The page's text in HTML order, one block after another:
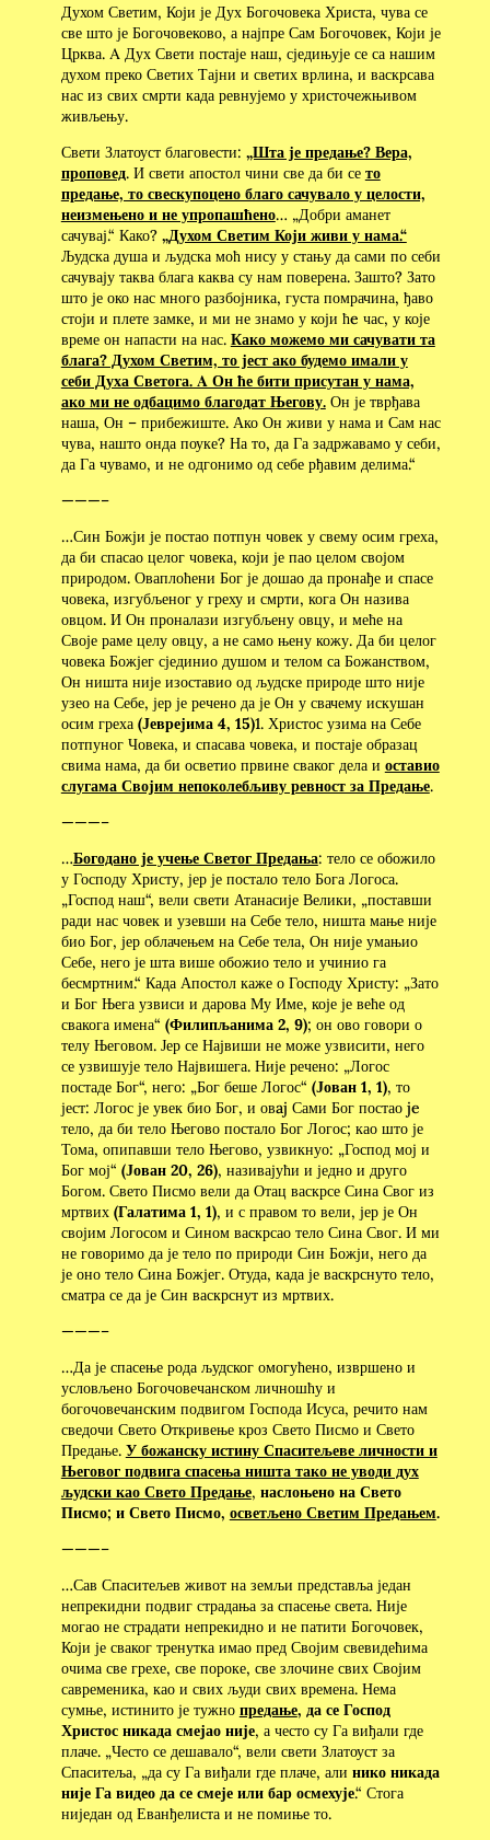
Духом Светим, Који је Дух Богочовека Христа, чува се
све што је Богочовеково, а најпре Сам Богочовек, Који је
Црква. Α Дух Свети постаје наш, сједињује се са нашим
духом преко Светих Тајни и светих врлина, и васкрсава
нас из свих смрти када ревнујемо у христочежњивом
живљењу.
Свети Златоуст благовести: „Шта је предање? Вера,
проповед. И свети апостол чини све да би се то
предање, то свескупоцено благо сачувало у целости,
неизмењено и не упропашћено… „Добри аманет
сачувај.“ Како? „Духом Светим Који живи у нама.“
Људска душа и људска моћ нису у стању да сами по себи
сачувају таква блага каква су нам поверена. Зашто? Зато
што је око нас много разбојника, густа помрачина, ђаво
стоји и плете замке, и ми не знамо у који ћe час, у које
време он напасти на нас. Како можемо ми сачувати та
блага? Духом Светим, то јест ако будемо имали у
себи Духа Светога. Α Он ће бити присутан у нама,
ако ми не одбацимо благодат Његову.Он је тврђава
наша, Он – прибежиште. Ако Он живи у нама и Сам нас
чува, нашто онда поуке? На то, да Га задржавамо у себи,
да Га чувамо, и не одгонимо од себе рђавим делима.“
———–
…Син Божји је постао потпун човек у свему осим греха,
да би спасао целог човека, који је пао целом својом
природом. Оваплоћени Бог је дошао да пронађе и спасе
човека, изгубљеног у греху и смрти, кога Он назива
овцом. И Он проналази изгубљену овцу, и меће на
Своје раме целу овцу, а не само њену кожу. Да би целог
човека Божјег сјединио душом и телом са Божанством,
Он ништа није изоставио од људске природе што није
узео на Себе, јер је речено да је Он у свачему искушан
осим греха (Јеврејима 4, 15)1. Христос узима на Себе
потпуног Човека, и спасава човека, и постаје образац
свима нама, да би осветио првине сваког дела и оставио
слугама Својим непоколебљиву ревност за Предање.
———–
…Богодано је учење Светог Предања: тело се обожило
у Господу Христу, јер је постало тело Бога Логоса.
„Господ наш“, вели свети Атанасије Велики, „поставши
ради нас човек и узевши на Себе тело, ништа мање није
био Бог, јер облачењем на Себе тела, Он није умањио
Себе, него је шта више обожио тело и учинио га
бесмртним.“ Када Апостол каже о Господу Христу: „Зато
и Бог Њега узвиси и дарова Му Име, које је веће од
свакога имена“ (Филипљанима 2, 9); он ово говори о
телу Његовом. Јер се Највиши не може узвисити, него
се узвишује тело Највишега. Није речено: „Логос
постаде Бог“, него: „Бог беше Логос“ (Јован 1, 1), то
јест: Логос је увек био Бог, и овaj Сами Бог постао je
тело, да би тело Његово постало Бог Логос; као што је
Тома, опипавши тело Његово, узвикнуо: „Господ мој и
Бог мој“ (Јован 20, 26), називајући и једно и друго
Богом. Свето Писмо вели да Отац васкрсе Сина Свог из
мртвих (Галатима 1, 1), и с правом то вели, јер је Он
својим Логосом и Сином васкрсао тело Сина Свог. И ми
не говоримо да је тело по природи Син Божји, него да
је оно тело Сина Божјег. Отуда, када је васкрснуто тело,
сматра се да је Син васкрснут из мртвих.
———–
…Да је спасење рода људског омогућено, извршено и
условљено Богочовечанском личношћу и
богочовечанским подвигом Господа Исуса, речито нам
сведочи Свето Откривење кроз Свето Писмо и Свето
Предање. У божанску истину Спаситељеве личности и
Његовог подвига спасења ништа тако не уводи дух
људски као Свето Предање, наслоњено на Свето
Писмо; и Свето Писмо, осветљено Светим Предањем.
———–
…Сав Спаситељев живот на земљи представља један
непрекидни подвиг страдања за спасење света. Није
могао не страдати непрекидно и не патити Богочовек,
Који је сваког тренутка имао пред Својим свевидећима
очима све грехе, све пороке, све злочине свих Својим
савременика, као и свих људи свих времена. Нема
сумње, истинито је тужно предање, да се Господ
Христос никада смејао није, а често су Га виђали где
плаче. „Често се дешавало“, вели свети Златоуст за
Спаситеља, „да су Га виђали где плаче, али нико никада
није Га видео да се смеје или бар осмехује.“ Стога
ниједан од Еванђелиста и не помиње то.